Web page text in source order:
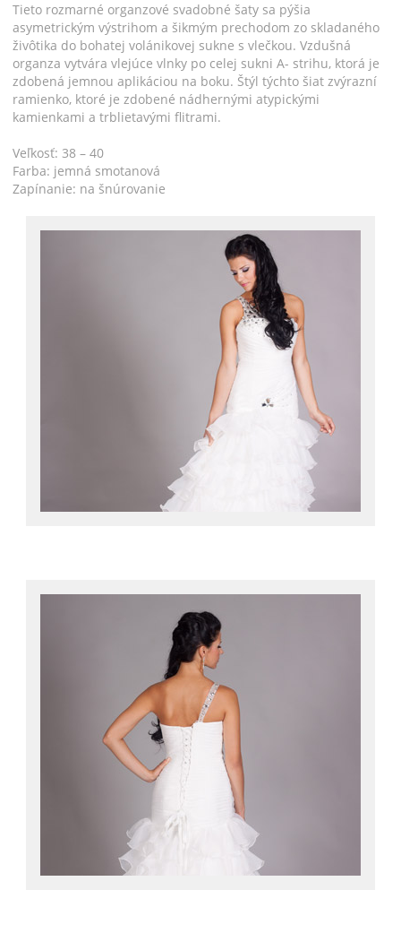
Tieto rozmarné organzové svadobné šaty sa pýšia
asymetrickým výstrihom a šikmým prechodom zo skladaného
živôtika do bohatej volánikovej sukne s vlečkou. Vzdušná
organza vytvára vlejúce vlnky po celej sukni A- strihu, ktorá je
zdobená jemnou aplikáciou na boku. Štýl týchto šiat zvýrazní
ramienko, ktoré je zdobené nádhernými atypickými
kamienkami a trblietavými flitrami.
Veľkosť: 38 – 40
Farba: jemná smotanová
Zapínanie: na šnúrovanie